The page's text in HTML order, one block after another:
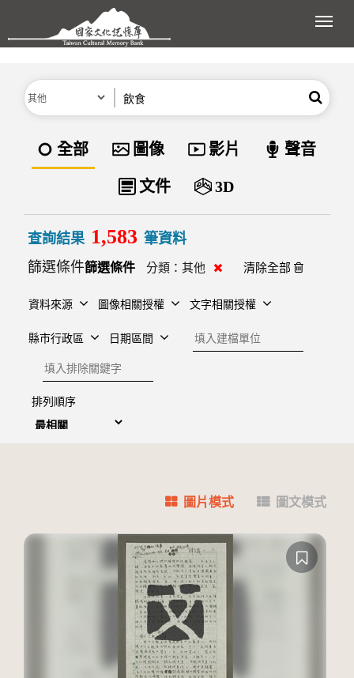
跳到主要內容區塊
展
分類 搜尋
資料類型
全部 圖像 影片 聲音
文件 3D
查詢結果 1,583 筆資料
篩選條件
分類： 其他 清除分類
清除全部
資料來源 圖像相關授權 文字相關授權
縣市行政區 日期區間
建檔單位
排除關鍵字
排列順序
圖片模式 圖文模式